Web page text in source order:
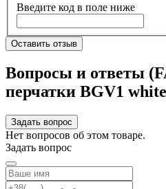
Введите код в поле ниже
Оставить отзыв
Вопросы и ответы
перчатки BGV1
Задать вопрос
Нет вопросов об этом товаре.
Задать вопрос